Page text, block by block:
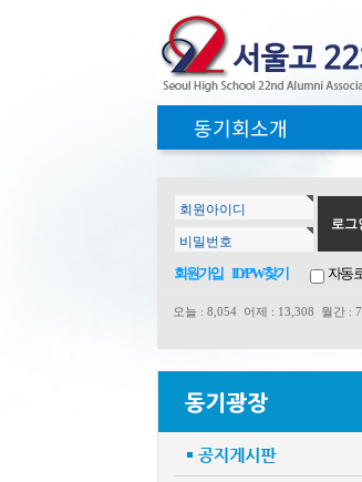
동기회소개
회원아이디
비밀번호
회원가입 ID/PW찾기 자동
오늘 : 8,054 어제 : 13,308 월간 :